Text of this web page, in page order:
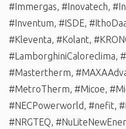
#Immergas, #Inovatech,
#Inventum, #ISDE,
#Kleventa, #Kolant,
#LamborghiniCaloreclima,
#Mastertherm,
#MetroTherm, #Micoe,
#NECPowerworld, #nefit,
#NRGTEQ,